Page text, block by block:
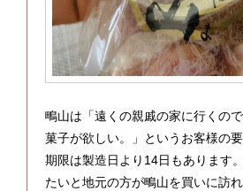
鴫山は「遠くの親戚の家に行くの
菓子が欲しい。」というお客様の
期限は製造日より14日もあります
たいと地元の方が鴫山を買いに訪